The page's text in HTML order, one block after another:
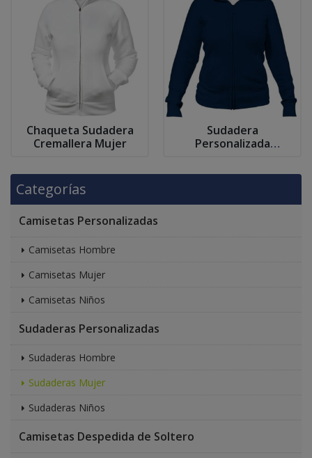
Categorías
Camisetas Personalizadas
Camisetas Hombre
Camisetas Mujer
Camisetas Niños
Sudaderas Personalizadas
Sudaderas Hombre
Sudaderas Mujer
Sudaderas Niños
Camisetas Despedida de Soltero
Chaqueta Sudadera
Cremallera Mujer
Sudadera
Personalizada